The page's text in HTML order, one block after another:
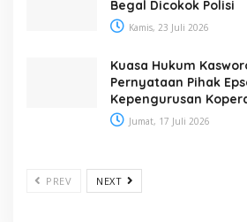
Begal Dicokok Polisi
Kamis, 23 Juli 2026
Kuasa Hukum
Pernyataan Pihak
Kepengurusan
Jumat, 17 Juli 2026
PREV NEXT